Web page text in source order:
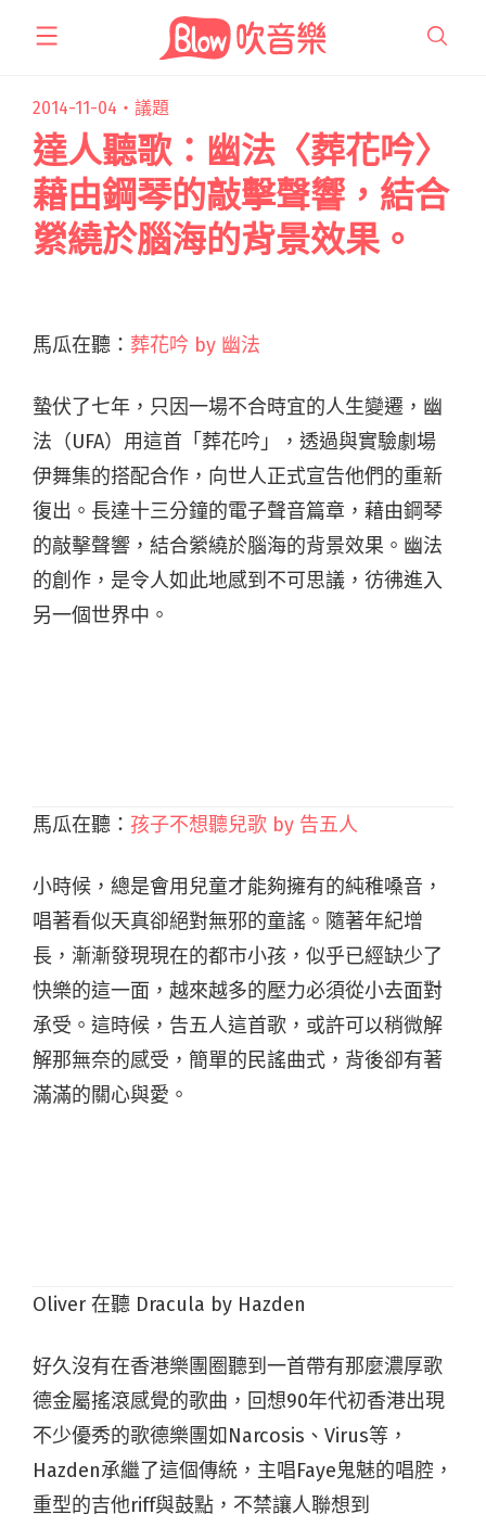
2014-11-04・ 議題
達人聽歌：幽法〈葬花吟〉
藉由鋼琴的敲擊聲響，結合
縈繞於腦海的背景效果。
馬瓜在聽： 葬花吟 by 幽法
蟄伏了七年，只因一場不合時宜的人生變遷，幽
法（UFA）用這首「葬花吟」，透過與實驗劇場
伊舞集的搭配合作，向世人正式宣告他們的重新
復出。長達十三分鐘的電子聲音篇章，藉由鋼琴
的敲擊聲響，結合縈繞於腦海的背景效果。幽法
的創作，是令人如此地感到不可思議，彷彿進入
另一個世界中。
馬瓜在聽： 孩子不想聽兒歌 by 告五人
小時候，總是會用兒童才能夠擁有的純稚嗓音，
唱著看似天真卻絕對無邪的童謠。隨著年紀增
長，漸漸發現現在的都市小孩，似乎已經缺少了
快樂的這一面，越來越多的壓力必須從小去面對
承受。這時候，告五人這首歌，或許可以稍微解
解那無奈的感受，簡單的民謠曲式，背後卻有著
滿滿的關心與愛。
Oliver 在聽 Dracula by Hazden
好久沒有在香港樂團圈聽到一首帶有那麼濃厚歌
德金屬搖滾感覺的歌曲，回想90年代初香港出現
不少優秀的歌德樂團如Narcosis、Virus等，
Hazden承繼了這個傳統，主唱Faye鬼魅的唱腔，
重型的吉他riff與鼓點，不禁讓人聯想到